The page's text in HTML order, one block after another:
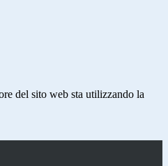
del sito web sta utilizzando la